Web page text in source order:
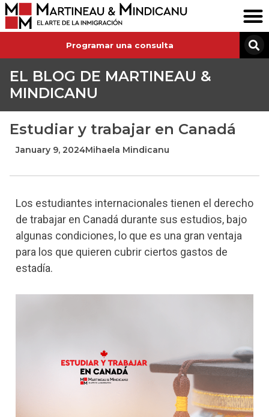
Programar una consulta
EL BLOG DE MARTINEAU &
MINDICANU
Estudiar y trabajar en Canadá
January 9, 2024Mihaela Mindicanu
Los estudiantes internacionales tienen el derecho
de trabajar en Canadá durante sus estudios, bajo
algunas condiciones, lo que es una gran ventaja
para los que quieren cubrir ciertos gastos de
estadía.